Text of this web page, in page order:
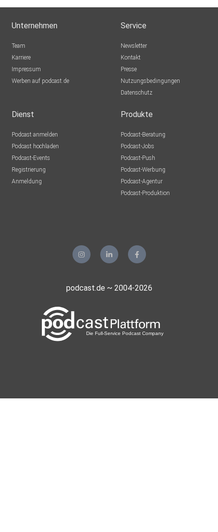
Unternehmen
Team
Karriere
Impressum
Werben auf podcast.de
Service
Newsletter
Kontakt
Presse
Nutzungsbedingungen
Datenschutz
Dienst
Podcast anmelden
Podcast hochladen
Podcast-Events
Registrierung
Anmeldung
Produkte
Podcast-Beratung
Podcast-Jobs
Podcast-Push
Podcast-Werbung
Podcast-Agentur
Podcast-Produktion
podcast.de ~ 2004-2026